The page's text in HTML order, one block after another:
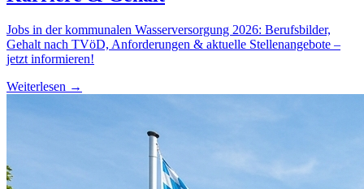
Jobs in der kommunalen Wasserversorgung 2026: Berufsbilder,
Gehalt nach TVöD, Anforderungen & aktuelle Stellenangebote –
jetzt informieren!
Weiterlesen →